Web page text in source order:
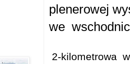
plenerowej
we
2-kilometrowa